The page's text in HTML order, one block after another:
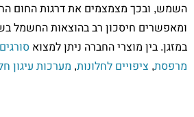
השמש, ובכך מצמצמים את דרגות החום
ומאפשרים חיסכון רב בהוצאות החשמל
במזגן. בין מוצרי החברה ניתן למצוא
מרפסת, ציפויים לחלונות, מערכות עיגון